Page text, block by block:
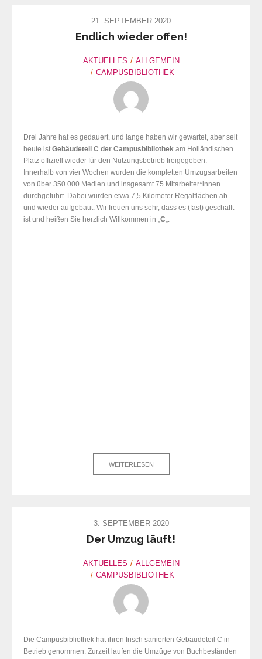
21. SEPTEMBER 2020
Endlich wieder offen!
AKTUELLES
ALLGEMEIN
CAMPUSBIBLIOTHEK
Drei Jahre hat es gedauert, und lange haben wir gewartet, aber seit
heute istGebäudeteil C der Campusbibliothek am Holländischen
Platz offiziell wieder für den Nutzungsbetrieb freigegeben.
Innerhalb von vier Wochen wurden die kompletten Umzugsarbeiten
von über 350.000 Medien und insgesamt 75 Mitarbeiter*innen
durchgeführt. Dabei wurden etwa 7,5 Kilometer Regalflächen ab-
und wieder aufgebaut. Wir freuen uns sehr, dass es (fast) geschafft
ist und heißen Sie herzlich Willkommen in „C„.
WEITERLESEN
3. SEPTEMBER 2020
Der Umzug läuft!
AKTUELLES
ALLGEMEIN
CAMPUSBIBLIOTHEK
Die Campusbibliothek hat ihren frisch sanierten Gebäudeteil C in
Betrieb genommen. Zurzeit laufen die Umzüge von Buchbeständen